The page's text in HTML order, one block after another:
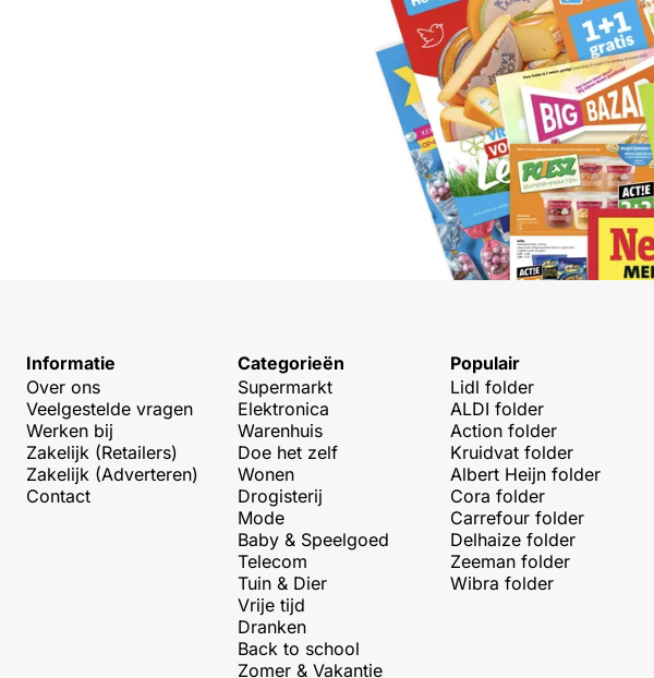
Informatie
Over ons
Veelgestelde vragen
Werken bij
Zakelijk (Retailers)
Zakelijk (Adverteren)
Contact
Categorieën
Supermarkt
Elektronica
Warenhuis
Doe het zelf
Wonen
Drogisterij
Mode
Baby & Speelgoed
Telecom
Tuin & Dier
Vrije tijd
Dranken
Back to school
Zomer & Vakantie
Populair
Lidl folder
ALDI folder
Action folder
Kruidvat folder
Albert Heijn folder
Cora folder
Carrefour folder
Delhaize folder
Zeeman folder
Wibra folder